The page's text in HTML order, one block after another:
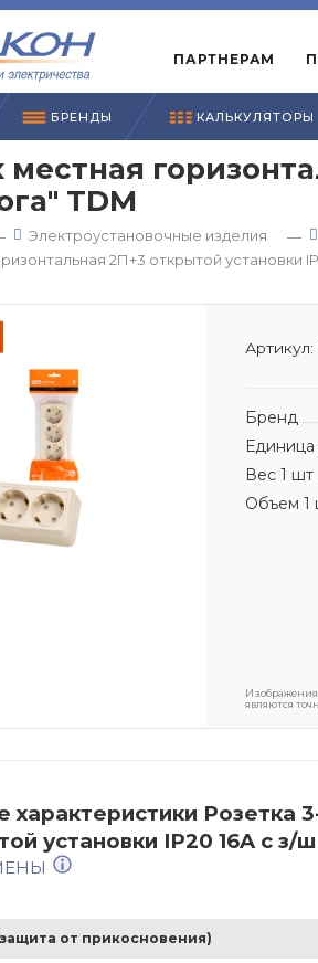
ПАРТНЕРАМ
БРЕНДЫ КАЛЬКУЛЯТОРЫ
местная
TDМ
Электроустановочные изделия —
2П+3 открытой установки
Артикул:
Бренд
Вес 1 шт
Объем 1
являются
характеристики Розетка
установки IP20 16A с
от прикосновения)